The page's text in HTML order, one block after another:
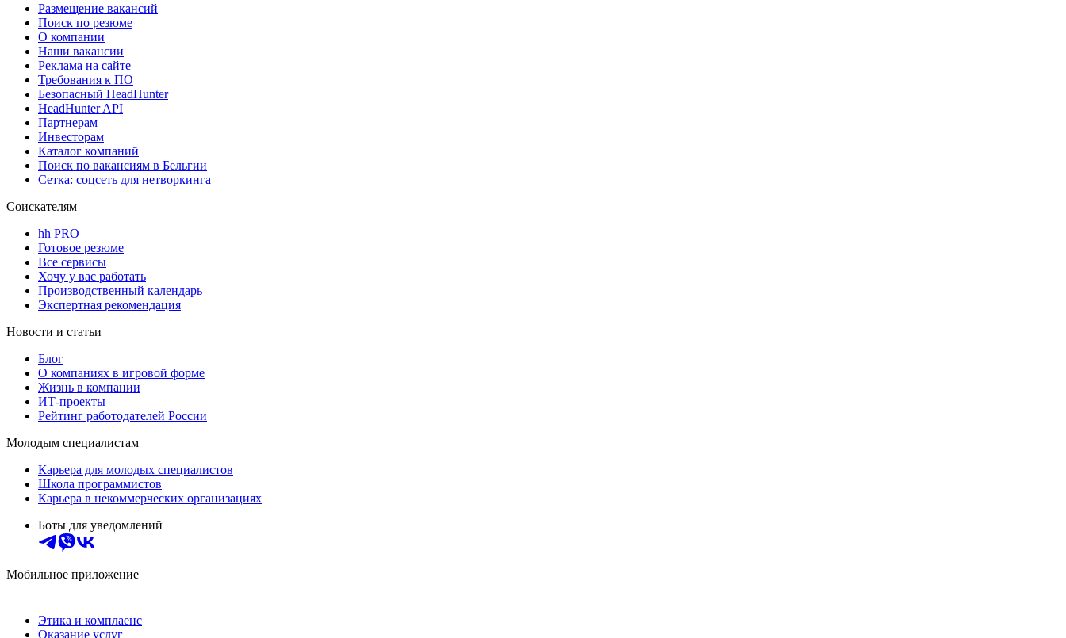
Размещение вакансий
Поиск по резюме
О компании
Наши вакансии
Реклама на сайте
Требования к ПО
Безопасный HeadHunter
HeadHunter API
Партнерам
Инвесторам
Каталог компаний
Поиск по вакансиям в Бельгии
Сетка: соцсеть для нетворкинга
Соискателям
hh PRO
Готовое резюме
Все сервисы
Хочу у вас работать
Производственный календарь
Экспертная рекомендация
Новости и статьи
Блог
О компаниях в игровой форме
Жизнь в компании
ИТ-проекты
Рейтинг работодателей России
Молодым специалистам
Карьера для молодых специалистов
Школа программистов
Карьера в некоммерческих организациях
Боты для уведомлений
Мобильное приложение
Этика и комплаенс
Оказание услуг